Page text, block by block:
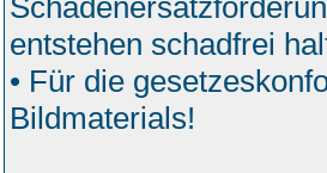
entstehen schadfrei
• Für die
Bildmaterials!